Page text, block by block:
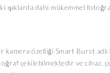
dahi mükemmel
kamera özelliği Smart Burst
çekilebilmektedir ve cihaz,